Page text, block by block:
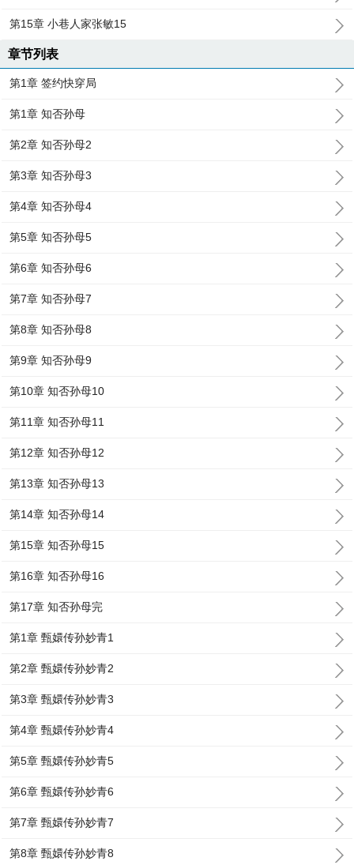
第15章 小巷人家张敏15
章节列表
第1章 签约快穿局
第1章 知否孙母
第2章 知否孙母2
第3章 知否孙母3
第4章 知否孙母4
第5章 知否孙母5
第6章 知否孙母6
第7章 知否孙母7
第8章 知否孙母8
第9章 知否孙母9
第10章 知否孙母10
第11章 知否孙母11
第12章 知否孙母12
第13章 知否孙母13
第14章 知否孙母14
第15章 知否孙母15
第16章 知否孙母16
第17章 知否孙母完
第1章 甄嬛传孙妙青1
第2章 甄嬛传孙妙青2
第3章 甄嬛传孙妙青3
第4章 甄嬛传孙妙青4
第5章 甄嬛传孙妙青5
第6章 甄嬛传孙妙青6
第7章 甄嬛传孙妙青7
第8章 甄嬛传孙妙青8